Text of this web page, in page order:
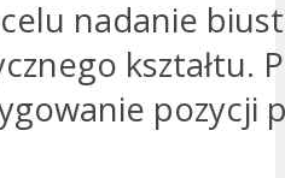
nadanie
kształtu.
pozycji